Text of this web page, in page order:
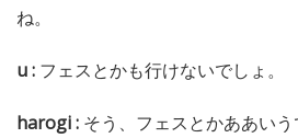
ね。
u : フェスとかも行けないでしょ。
harogi : そう、フェスとかああい